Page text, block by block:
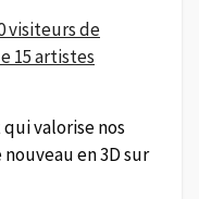
visiteurs de
15 artistes
valorise nos
en 3D sur